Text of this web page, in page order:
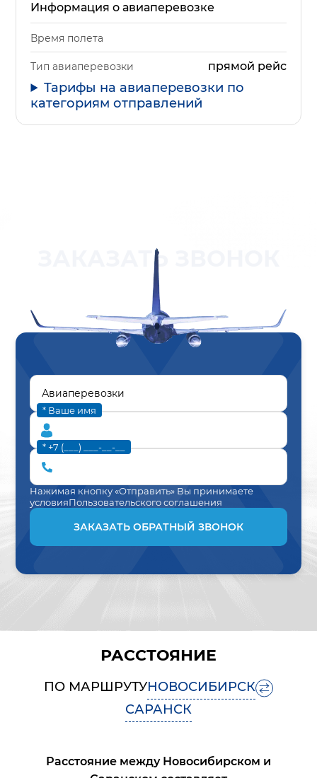
Информация о авиаперевозке
Время полета
Тип авиаперевозки прямой рейс
Тарифы на авиаперевозки по
категориям отправлений
ЗАКАЗАТЬ ЗВОНОК
* Ваше имя
* +7 (___) ___-__-__
Нажимая кнопку «Отправить» Вы принимаете
условияПользовательского соглашения
ЗАКАЗАТЬ ОБРАТНЫЙ ЗВОНОК
РАССТОЯНИЕ
ПО МАРШРУТУНОВОСИБИРСК
САРАНСК
Расстояние между Новосибирском и